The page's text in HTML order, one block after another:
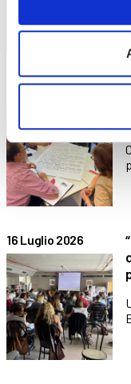
17 Luglio 2026
16 Luglio 2026